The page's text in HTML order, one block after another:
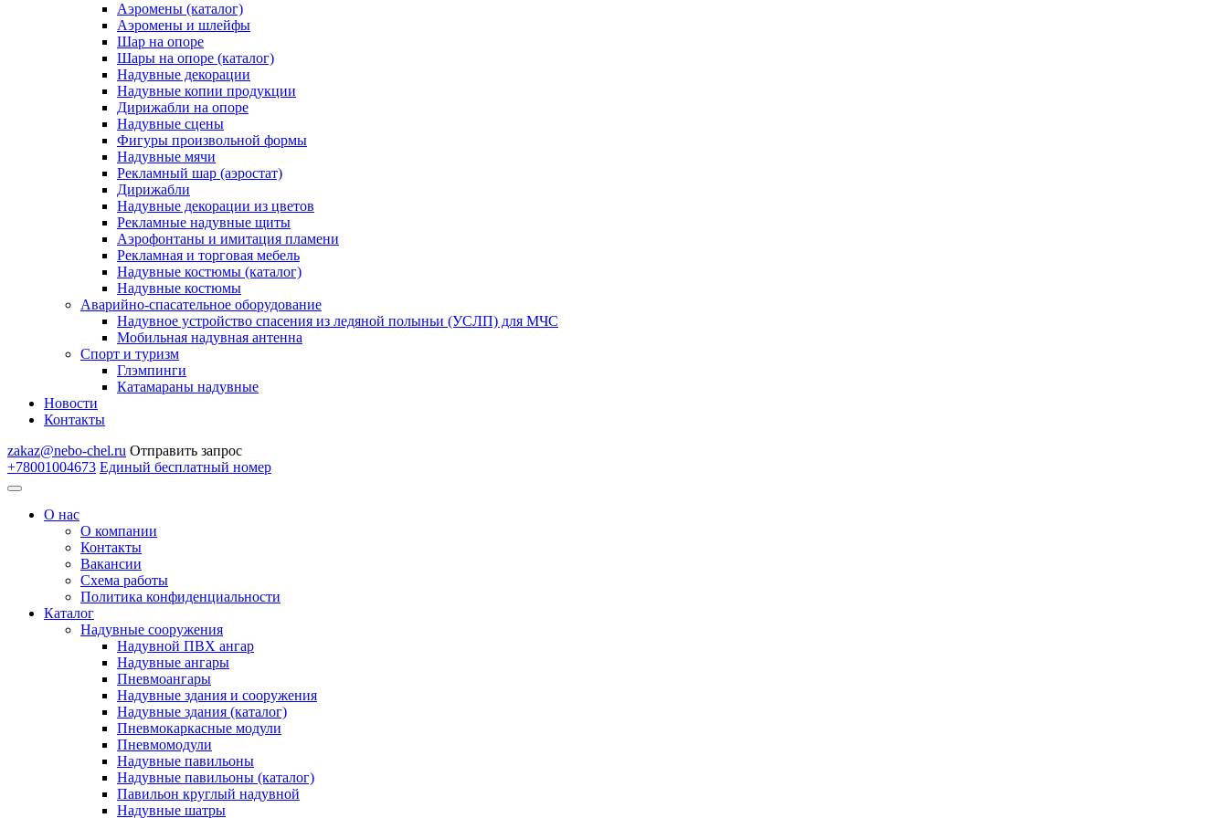
Аэромены (каталог)
Аэромены и шлейфы
Шар на опоре
Шары на опоре (каталог)
Надувные декорации
Надувные копии продукции
Дирижабли на опоре
Надувные сцены
Фигуры произвольной формы
Надувные мячи
Рекламный шар (аэростат)
Дирижабли
Надувные декорации из цветов
Рекламные надувные щиты
Аэрофонтаны и имитация пламени
Рекламная и торговая мебель
Надувные костюмы (каталог)
Надувные костюмы
Аварийно-спасательное оборудование
Надувное устройство спасения из ледяной полыньи (УСЛП) для МЧС
Мобильная надувная антенна
Спорт и туризм
Глэмпинги
Катамараны надувные
Новости
Контакты
zakaz@nebo-chel.ru Отправить запрос
+78001004673 Единый бесплатный номер
О нас
О компании
Контакты
Вакансии
Схема работы
Политика конфиденциальности
Каталог
Надувные сооружения
Надувной ПВХ ангар
Надувные ангары
Пневмоангары
Надувные здания и сооружения
Надувные здания (каталог)
Пневмокаркасные модули
Пневмомодули
Надувные павильоны
Надувные павильоны (каталог)
Павильон круглый надувной
Надувные шатры